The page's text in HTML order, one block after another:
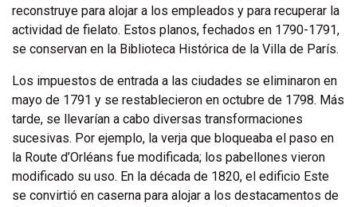
reconstruye para alojar a los empleados y para recuperar la
actividad de fielato. Estos planos, fechados en 1790-1791,
se conservan en la Biblioteca Histórica de la Villa de París.
Los impuestos de entrada a las ciudades se eliminaron en
mayo de 1791 y se restablecieron en octubre de 1798. Más
tarde, se llevarían a cabo diversas transformaciones
sucesivas. Por ejemplo, la verja que bloqueaba el paso en
la Route d’Orléans fue modificada; los pabellones vieron
modificado su uso. En la década de 1820, el edificio Este
se convirtió en caserna para alojar a los destacamentos de